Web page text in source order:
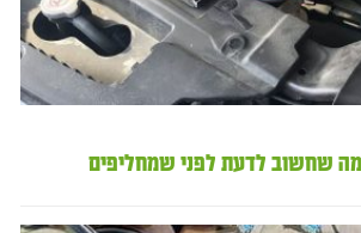
שחשוב לדעת לפני שמחליפים